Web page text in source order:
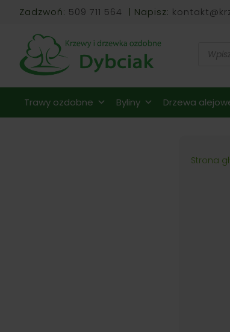
Zadzwoń: 509 711 564 | Napisz:
Trawy ozdobne Byliny Drzewa
Strona